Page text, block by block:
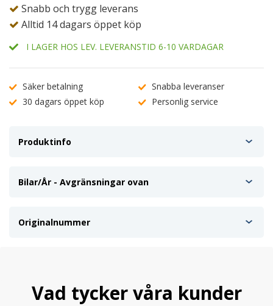
Snabb och trygg leverans
Alltid 14 dagars öppet köp
I LAGER HOS LEV. LEVERANSTID 6-10 VARDAGAR
Säker betalning
Snabba leveranser
30 dagars öppet köp
Personlig service
Produktinfo
Bilar/År - Avgränsningar ovan
Originalnummer
Vad tycker våra kunder